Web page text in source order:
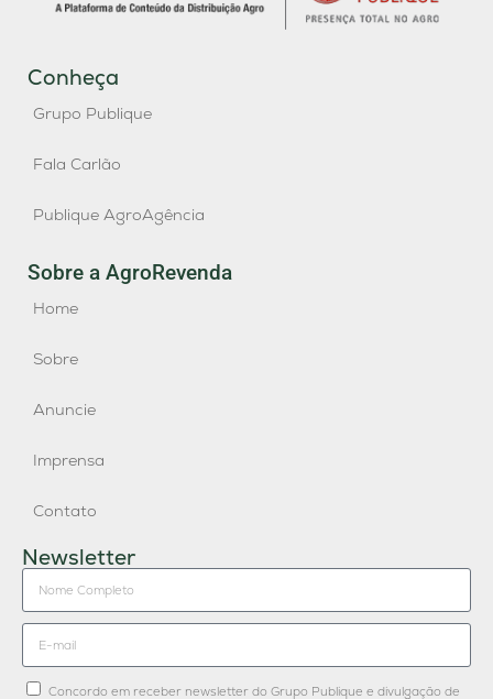
Conheça
Grupo Publique
Fala Carlão
Publique AgroAgência
Sobre a AgroRevenda
Home
Sobre
Anuncie
Imprensa
Contato
Newsletter
Concordo em receber newsletter do Grupo Publique e divulgação de